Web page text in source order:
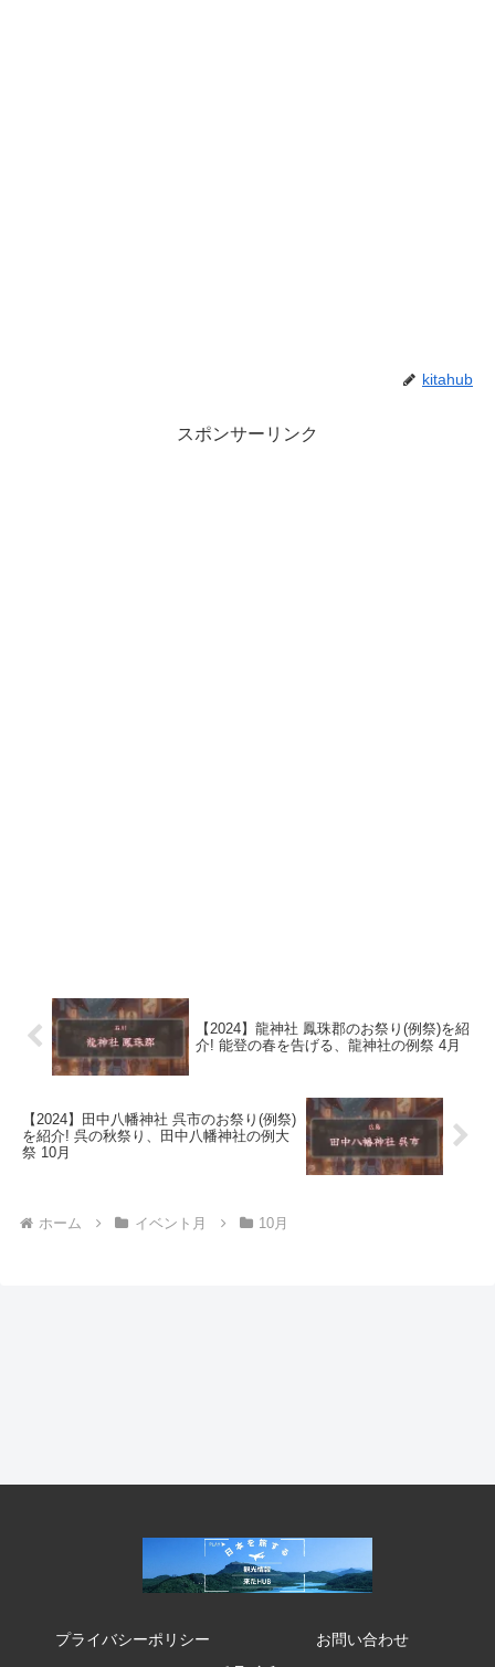
kitahub
スポンサーリンク
【2024】龍神社 鳳珠郡のお祭り(例祭)を紹
介! 能登の春を告げる、龍神社の例祭 4月
【2024】田中八幡神社 呉市のお祭り(例祭)
を紹介! 呉の秋祭り、田中八幡神社の例大
祭 10月
ホーム イベント月 10月
プライバシーポリシー
お問い合わせ